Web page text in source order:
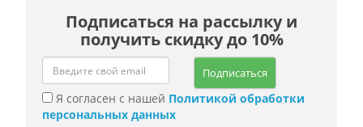
Подписаться на рассылку и
получить скидку до 10%
Подписаться
Я согласен с нашей Политикой обработки
персональных данных